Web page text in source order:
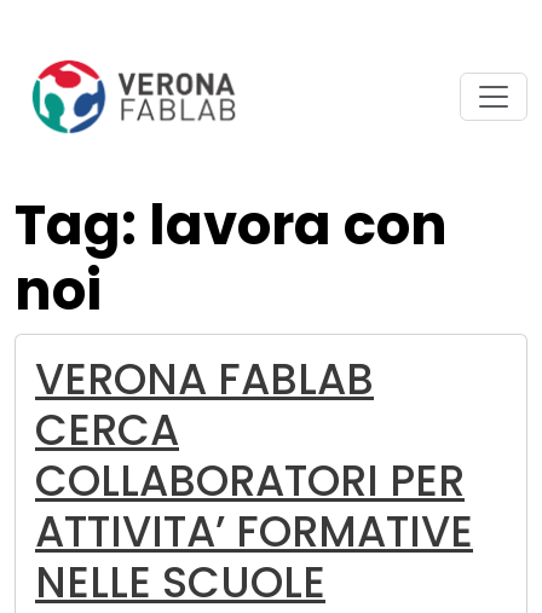
contenuto
principale
Tag: lavora con
noi
VERONA FABLAB
CERCA
COLLABORATORI PER
ATTIVITA’ FORMATIVE
NELLE SCUOLE